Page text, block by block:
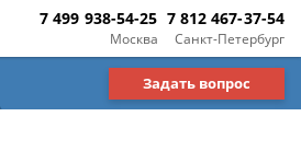
Москва
7 499 938-54-25
Санкт-Петербург
7 812 467-37-54
Задать вопрос